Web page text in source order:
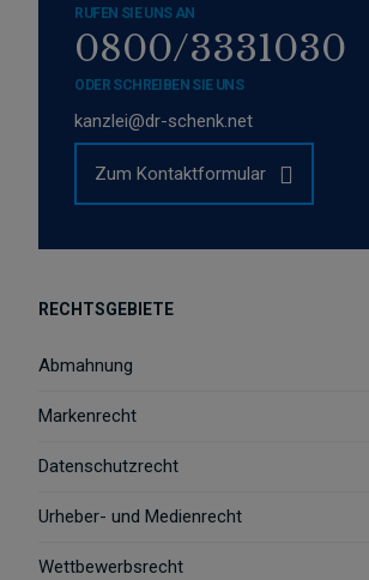
RUFEN SIE UNS AN
0800/3331030
ODER SCHREIBEN SIE UNS
kanzlei@dr-schenk.net
Zum Kontaktformular
RECHTSGEBIETE
Abmahnung
Markenrecht
Datenschutzrecht
Urheber- und Medienrecht
Wettbewerbsrecht